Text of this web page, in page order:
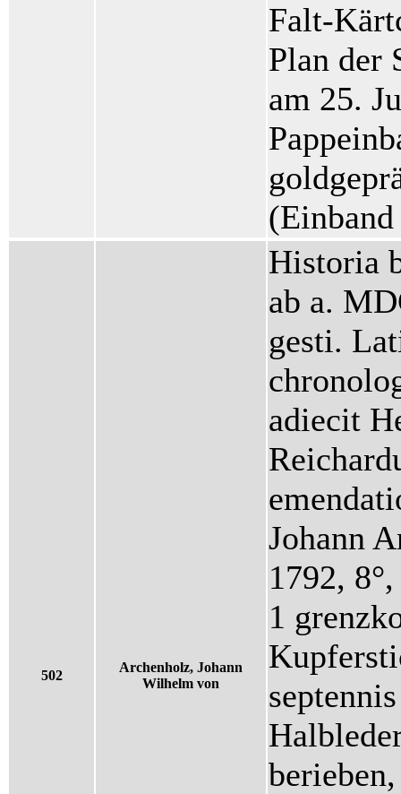
Falt-
Plan der
am 25.
(Einband
502
Archenholz, Johann
Wilhelm von
Historia
ab a.
gesti.
adiecit
Johann
1792,
1